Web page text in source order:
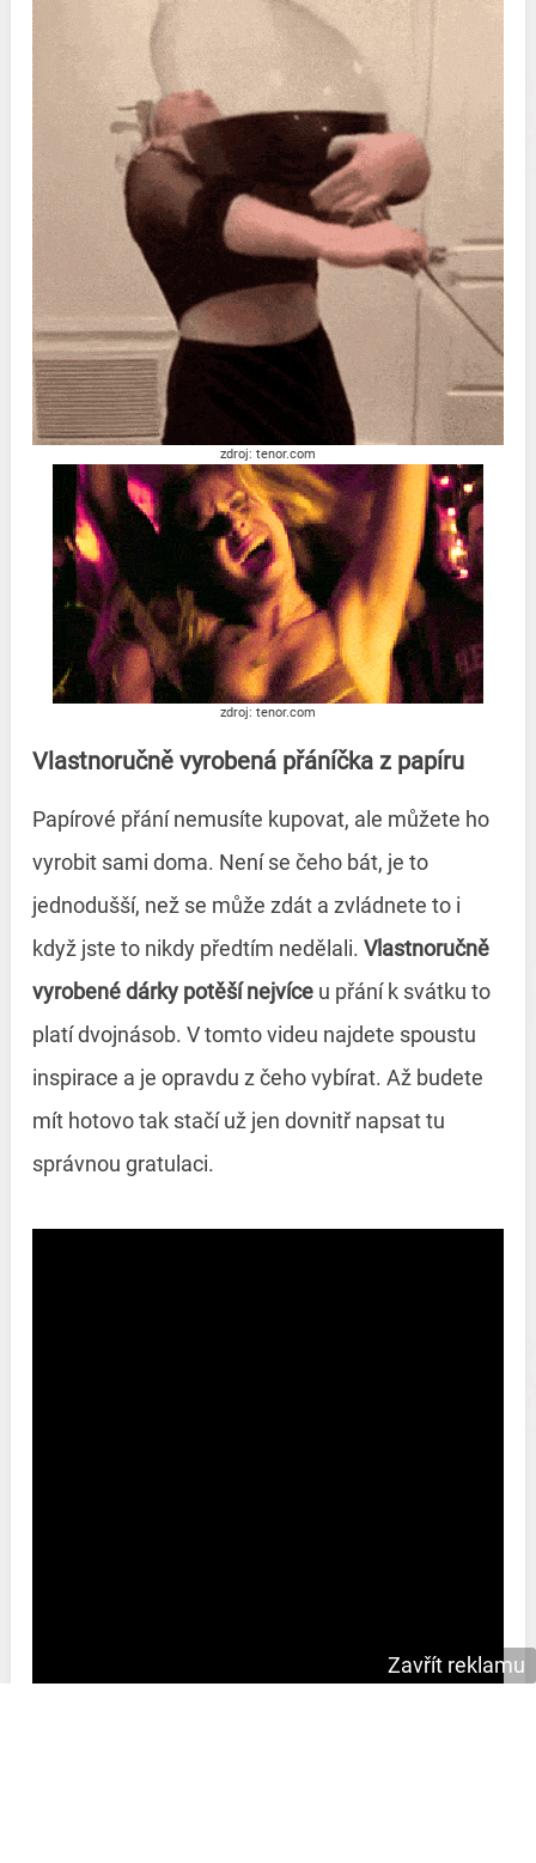
zdroj: tenor.com
zdroj: tenor.com
Vlastnoručně vyrobená přáníčka z papíru
Papírové přání nemusíte kupovat, ale můžete ho
vyrobit sami doma. Není se čeho bát, je to
jednodušší, než se může zdát a zvládnete to i
když jste to nikdy předtím nedělali. Vlastnoručně
vyrobené dárky potěší nejvíceu přání k svátku to
platí dvojnásob. V tomto videu najdete spoustu
inspirace a je opravdu z čeho vybírat. Až budete
mít hotovo tak stačí už jen dovnitř napsat tu
správnou gratulaci.
Zavřít reklamu